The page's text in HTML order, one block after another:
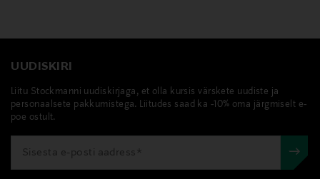
UUDISKIRI
Liitu Stockmanni uudiskirjaga, et olla kursis värskete uudiste ja
personaalsete pakkumistega. Liitudes saad ka -10% oma järgmiselt e-
poe ostult.